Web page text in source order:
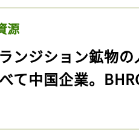
源
ランジション鉱物
て中国企業。